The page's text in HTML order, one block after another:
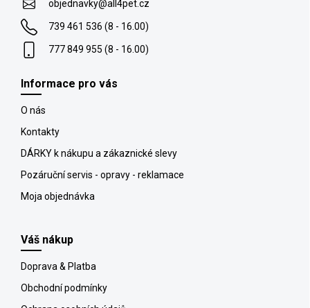
objednavky@all4pet.cz
739 461 536 (8 - 16.00)
777 849 955 (8 - 16.00)
Informace pro vás
O nás
Kontakty
DÁRKY k nákupu a zákaznické slevy
Pozáruční servis - opravy - reklamace
Moja objednávka
Váš nákup
Doprava & Platba
Obchodní podmínky